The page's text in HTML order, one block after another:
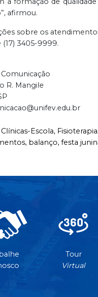
afirmou.
sobre os
3405-9999.
R. Mangile
Clínicas-Escola,
balanço, festa
Tour
Virtual